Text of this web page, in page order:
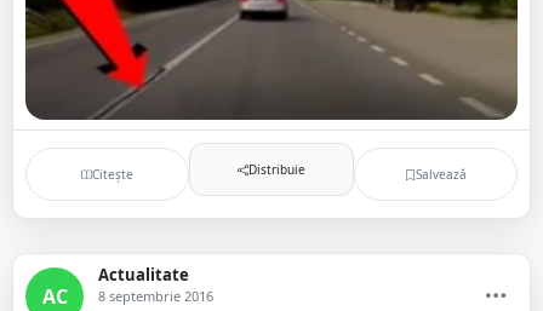
Citește Distribuie Salvează
AC
Actualitate
8 septembrie 2016